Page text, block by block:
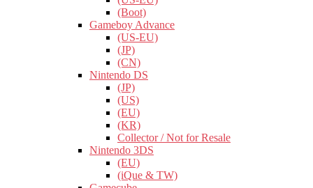
(Boot)
Gameboy Advance
(US-EU)
(JP)
(CN)
Nintendo DS
(JP)
(US)
(EU)
(KR)
Collector / Not for Resale
Nintendo 3DS
(EU)
(iQue & TW)